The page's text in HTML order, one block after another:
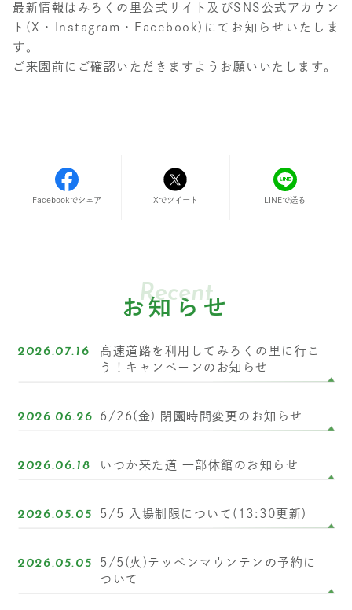
最新情報はみろくの里公式サイト及びSNS公式アカウン
ト(X・Instagram・Facebook)にてお知らせいたしま
す。
ご来園前にご確認いただきますようお願いいたします。
Facebookでシェア Xでツイート LINEで送る
Recent
お知らせ
2026.07.16
高速道路を利用してみろくの里に行こ
う！キャンペーンのお知らせ
2026.06.26 6/26(金) 閉園時間変更のお知らせ
2026.06.18 いつか来た道 一部休館のお知らせ
2026.05.05 5/5 入場制限について(13:30更新)
2026.05.05
5/5(火)テッペンマウンテンの予約に
ついて